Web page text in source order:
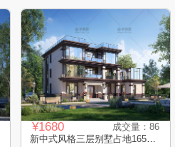
¥1680
成交量：86
新中式风格三层别墅占地165平自建别墅设..